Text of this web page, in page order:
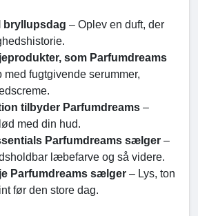
bryllupsdag – Oplev en duft, der
som Parfumdreams
med fugtgivende serummer,
tilbyder Parfumdreams –
med din hud.
Parfumdreams sælger –
læbefarve og så videre.
Parfumdreams sælger – Lys, ton
før den store dag.